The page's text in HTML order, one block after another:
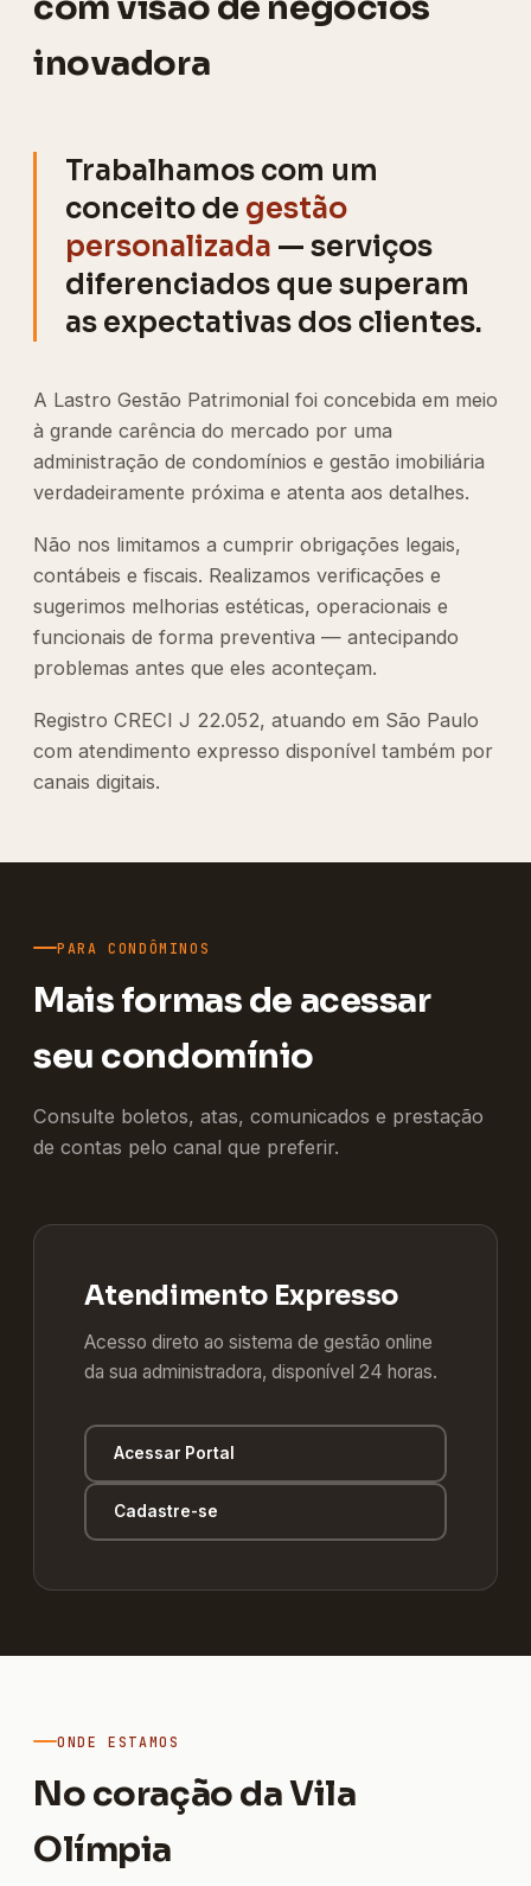
inovadora
Trabalhamos com um
conceito de gestão
personalizada — serviços
diferenciados que superam
as expectativas dos clientes.
A Lastro Gestão Patrimonial foi concebida em meio
à grande carência do mercado por uma
administração de condomínios e gestão imobiliária
verdadeiramente próxima e atenta aos detalhes.
Não nos limitamos a cumprir obrigações legais,
contábeis e fiscais. Realizamos verificações e
sugerimos melhorias estéticas, operacionais e
funcionais de forma preventiva — antecipando
problemas antes que eles aconteçam.
Registro CRECI J 22.052, atuando em São Paulo
com atendimento expresso disponível também por
canais digitais.
PARA CONDÔMINOS
Mais formas de acessar
seu condomínio
Consulte boletos, atas, comunicados e prestação
de contas pelo canal que preferir.
Atendimento Expresso
Acesso direto ao sistema de gestão online
da sua administradora, disponível 24 horas.
Acessar Portal
Cadastre-se
ONDE ESTAMOS
No coração da Vila
Olímpia